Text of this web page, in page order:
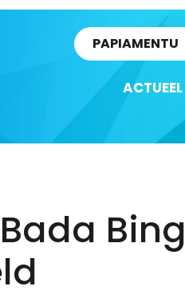
PAPIAMENTU
ACTUEEL
Bing